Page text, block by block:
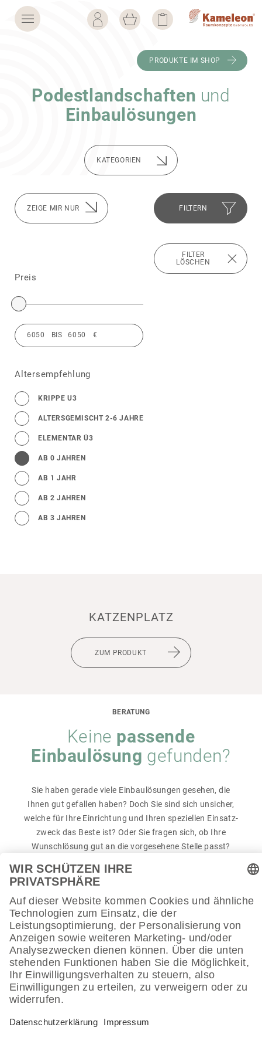
PRODUKTE IM SHOP
Podest­land­schaften und
Einbau­lö­sungen
KATE­GO­RIEN
FILTERN
FILTER
LÖSCHEN
Preis
Altersempfehlung
KRIPPE U3
ALTERSGEMISCHT 2-6 JAHRE
ELEMENTAR Ü3
AB 0 JAHREN
AB 1 JAHR
AB 2 JAHREN
AB 3 JAHREN
KATZEN­PLATZ
ZUM PRODUKT
MASSAR
­BEIT
BERATUNG
Keine passende
Einbau­lö­sung ­ gefunden?
Sie haben gerade viele Einbau­lö­sungen gesehen, die
Ihnen gut gefallen haben? Doch Sie sind sich unsi­cher,
welche für Ihre Einrich­tung und Ihren spezi­ellen Einsatz­
zweck das Beste ist? Oder Sie fragen sich, ob Ihre
Wunschlö­sung gut an die vorge­se­hene Stelle passt?
Senden Sie uns einfach
beraten Sie
ZUM KONTAKT­FOR­MULAR
Was die Bera­tung durch unsereRaumfachleutefür Sie
leisten kann, lesen Sie hier.